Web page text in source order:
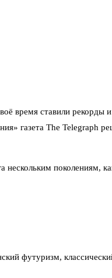
время ставили рекорды
газета The Telegraph
нескольким поколениям,
футуризм,